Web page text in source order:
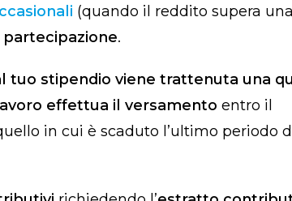
(quando il reddito supera una
partecipazione.
tuo stipendio viene trattenuta una
effettua il versamento entro il
in cui è scaduto l’ultimo periodo